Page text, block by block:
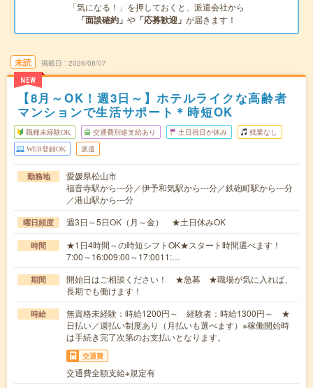
「気になる！」を押しておくと、派遣会社から
「面談確約」 や 「応募歓迎」 が届きます！
未読
NEW
掲載日 2026/08/07
【8月～OK！週3日～】ホテルライクな高齢者
マンションで生活サポート＊時短OK
職種未経験OK 交通費別途支給あり 土日祝日が休み 残業なし
WEB登録OK 派遣
勤務地
愛媛県松山市
福音寺駅から---分／伊予和気駅から---分／鉄砲町駅から---分
／港山駅から---分
曜日頻度 週3日～5日OK（月～金） ★土日休みOK
時間
★1日4時間～の時短シフトOK★スタート時間選べます！
7:00～16:009:00～17:0011:…
期間
開始日はご相談ください！ ★急募 ★職場が気に入れば、
長期でも働けます！
時給
無資格未経験：時給1200円～ 経験者：時給1300円～ ★
日払い／週払い制度あり（月払いも選べます）※稼働開始時
は手続き完了次第のお支払いとなります。
交通費
交通費全額支給※規定有